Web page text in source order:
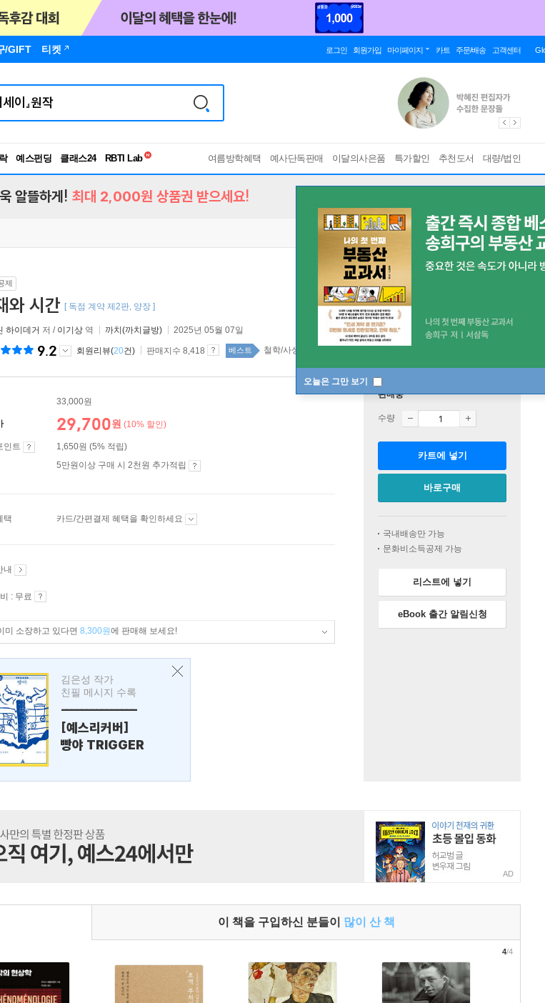
/GIFT 티켓 로그인 회원가입 마이페이지 카트 주문/배송 고객센터
예스펀딩 클래스24
RBTI Lab
독서유형검사
여름방학혜택 예사단독판매 이달의사은품 특가할인 추천도서 대량/법인
오늘은 그만 보기
알뜰하게! 최대 2,000원 상품권 받으세요!
제
와 시간 [ 독점 계약 제2판, 양장 ]
하이데거 저 / 이기상 역 까치(까치글방) 2025년 05월 07일
9.2 회원리뷰(20건) 판매지수 8,418 베스트 철학/사상 43위
33,000원
29,700원 (10% 할인)
인트
1,650원 (5% 적립)
5만원이상 구매 시 2천원 추가적립
택 카드/간편결제 혜택을 확인하세요
내
: 무료
미 소장하고 있다면 8,300원에 판매해 보세요!
김은성 작가
친필 메시지 수록
---------------
[예스리커버]
빵야 TRIGGER
판매중
수량
카트에 넣기
바로구매
국내배송만 가능
문화비소득공제 가능
리스트에 넣기
eBook 출간 알림신청
AD
이 책을 구입하신 분들이 많이 산 책
4/4